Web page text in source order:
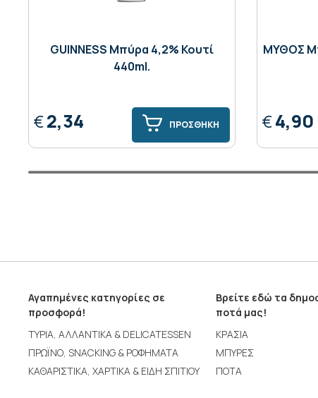
GUINNESS Μπύρα 4,2% Κουτί
440ml.
€2,34 ΠΡΟΣΘΗΚΗ
ΜΥΘΟΣ
€4,90
Αγαπημένες κατηγορίες σε
προσφορά!
ΤΥΡΙΑ, ΑΛΛΑΝΤΙΚΑ & DELICATESSEN
ΠΡΩΪΝΟ, SNACKING & ΡΟΦΗΜΑΤΑ
ΚΑΘΑΡΙΣΤΙΚΑ, ΧΑΡΤΙΚΑ & ΕΙΔΗ ΣΠΙΤΙΟΥ
Βρείτε εδώ τα
ποτά μας!
ΚΡΑΣΙΑ
ΜΠΥΡΕΣ
ΠΟΤΑ